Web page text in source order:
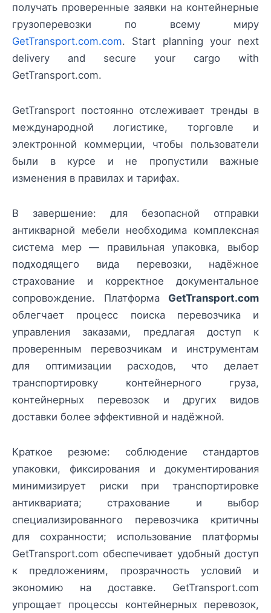
получать проверенные заявки на контейнерные
грузоперевозки по всему миру
GetTransport.com.com. Start planning your next
delivery and secure your cargo with
GetTransport.com.
GetTransport постоянно отслеживает тренды в
международной логистике, торговле и
электронной коммерции, чтобы пользователи
были в курсе и не пропустили важные
изменения в правилах и тарифах.
В завершение: для безопасной отправки
антикварной мебели необходима комплексная
система мер — правильная упаковка, выбор
подходящего вида перевозки, надёжное
страхование и корректное документальное
сопровождение. Платформа GetTransport.com
облегчает процесс поиска перевозчика и
управления заказами, предлагая доступ к
проверенным перевозчикам и инструментам
для оптимизации расходов, что делает
транспортировку контейнерного груза,
контейнерных перевозок и других видов
доставки более эффективной и надёжной.
Краткое резюме: соблюдение стандартов
упаковки, фиксирования и документирования
минимизирует риски при транспортировке
антиквариата; страхование и выбор
специализированного перевозчика критичны
для сохранности; использование платформы
GetTransport.com обеспечивает удобный доступ
к предложениям, прозрачность условий и
экономию на доставке. GetTransport.com
упрощает процессы контейнерных перевозок,